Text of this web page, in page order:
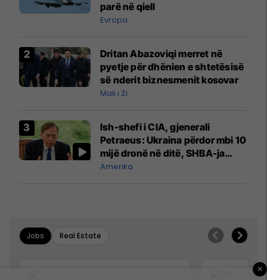
parë në qiell
Evropa
Dritan Abazoviqi merret në
pyetje për dhënien e shtetësisë
së nderit biznesmenit kosovar
Mali i Zi
Ish-shefi i CIA, gjenerali
Petraeus: Ukraina përdor mbi 10
mijë dronë në ditë, SHBA-ja
mbetet shumë prapa në
Amerika
Jobs Real Estate
×